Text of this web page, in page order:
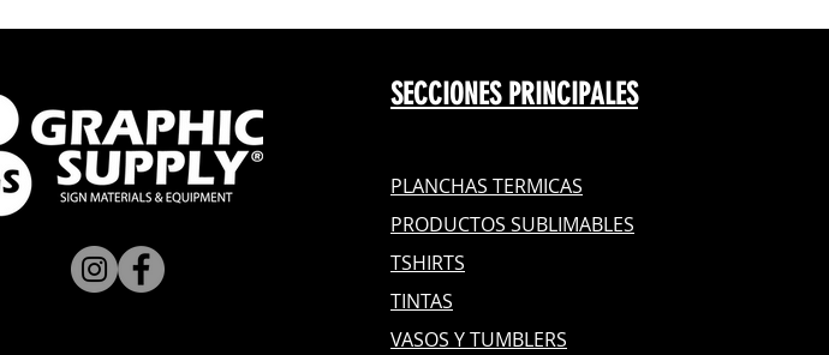
SECCIONES PRINCIPALES
PLANCHAS TERMICAS
PRODUCTOS SUBLIMABLES
TSHIRTS
TINTAS
VASOS Y TUMBLERS